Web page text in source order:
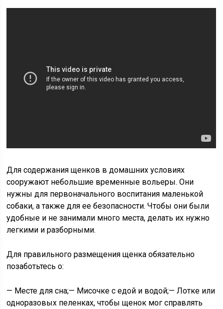
Для содержания щенков в домашних условиях
сооружают небольшие временные вольеры. Они
нужны для первоначального воспитания маленькой
собаки, а также для ее безопасности. Чтобы они были
удобные и не занимали много места, делать их нужно
легкими и разборными.
Для правильного размещения щенка обязательно
позаботьтесь о:
— Месте для сна;— Мисочке с едой и водой;— Лотке или
одноразовых пеленках, чтобы щенок мог справлять